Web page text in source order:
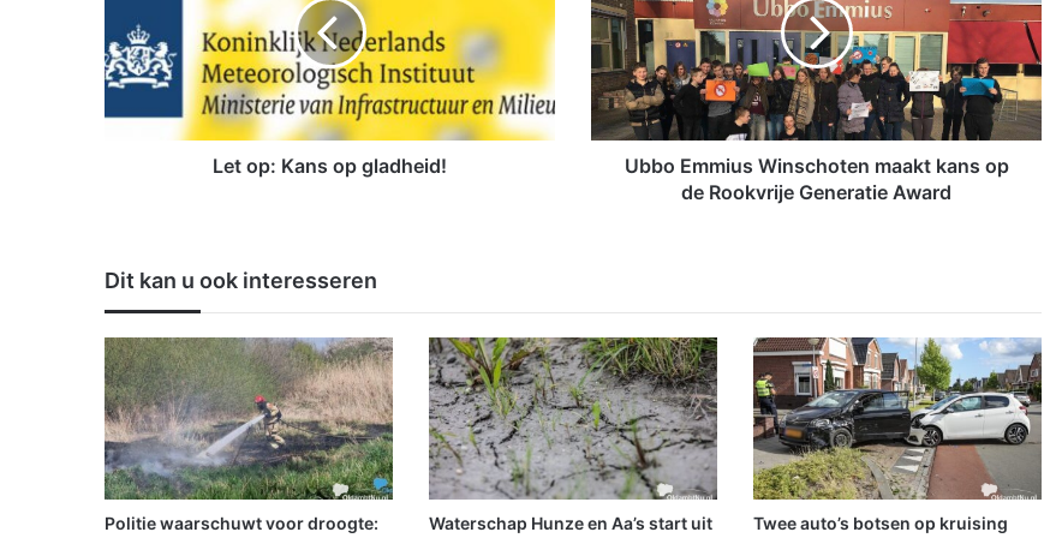
p
:
K
a
a
d
h
e
i
d
!
Let op: Kans op gladheid!
o
E
m
u
h
o
t
e
n
m
a
a
k
Ubbo Emmius Winschoten maakt kans op
de Rookvrije Generatie Award
Dit kan u ook interesseren
Politie waarschuwt voor droogte:
Waterschap Hunze en Aa’s start uit
Twee auto’s botsen op kruising